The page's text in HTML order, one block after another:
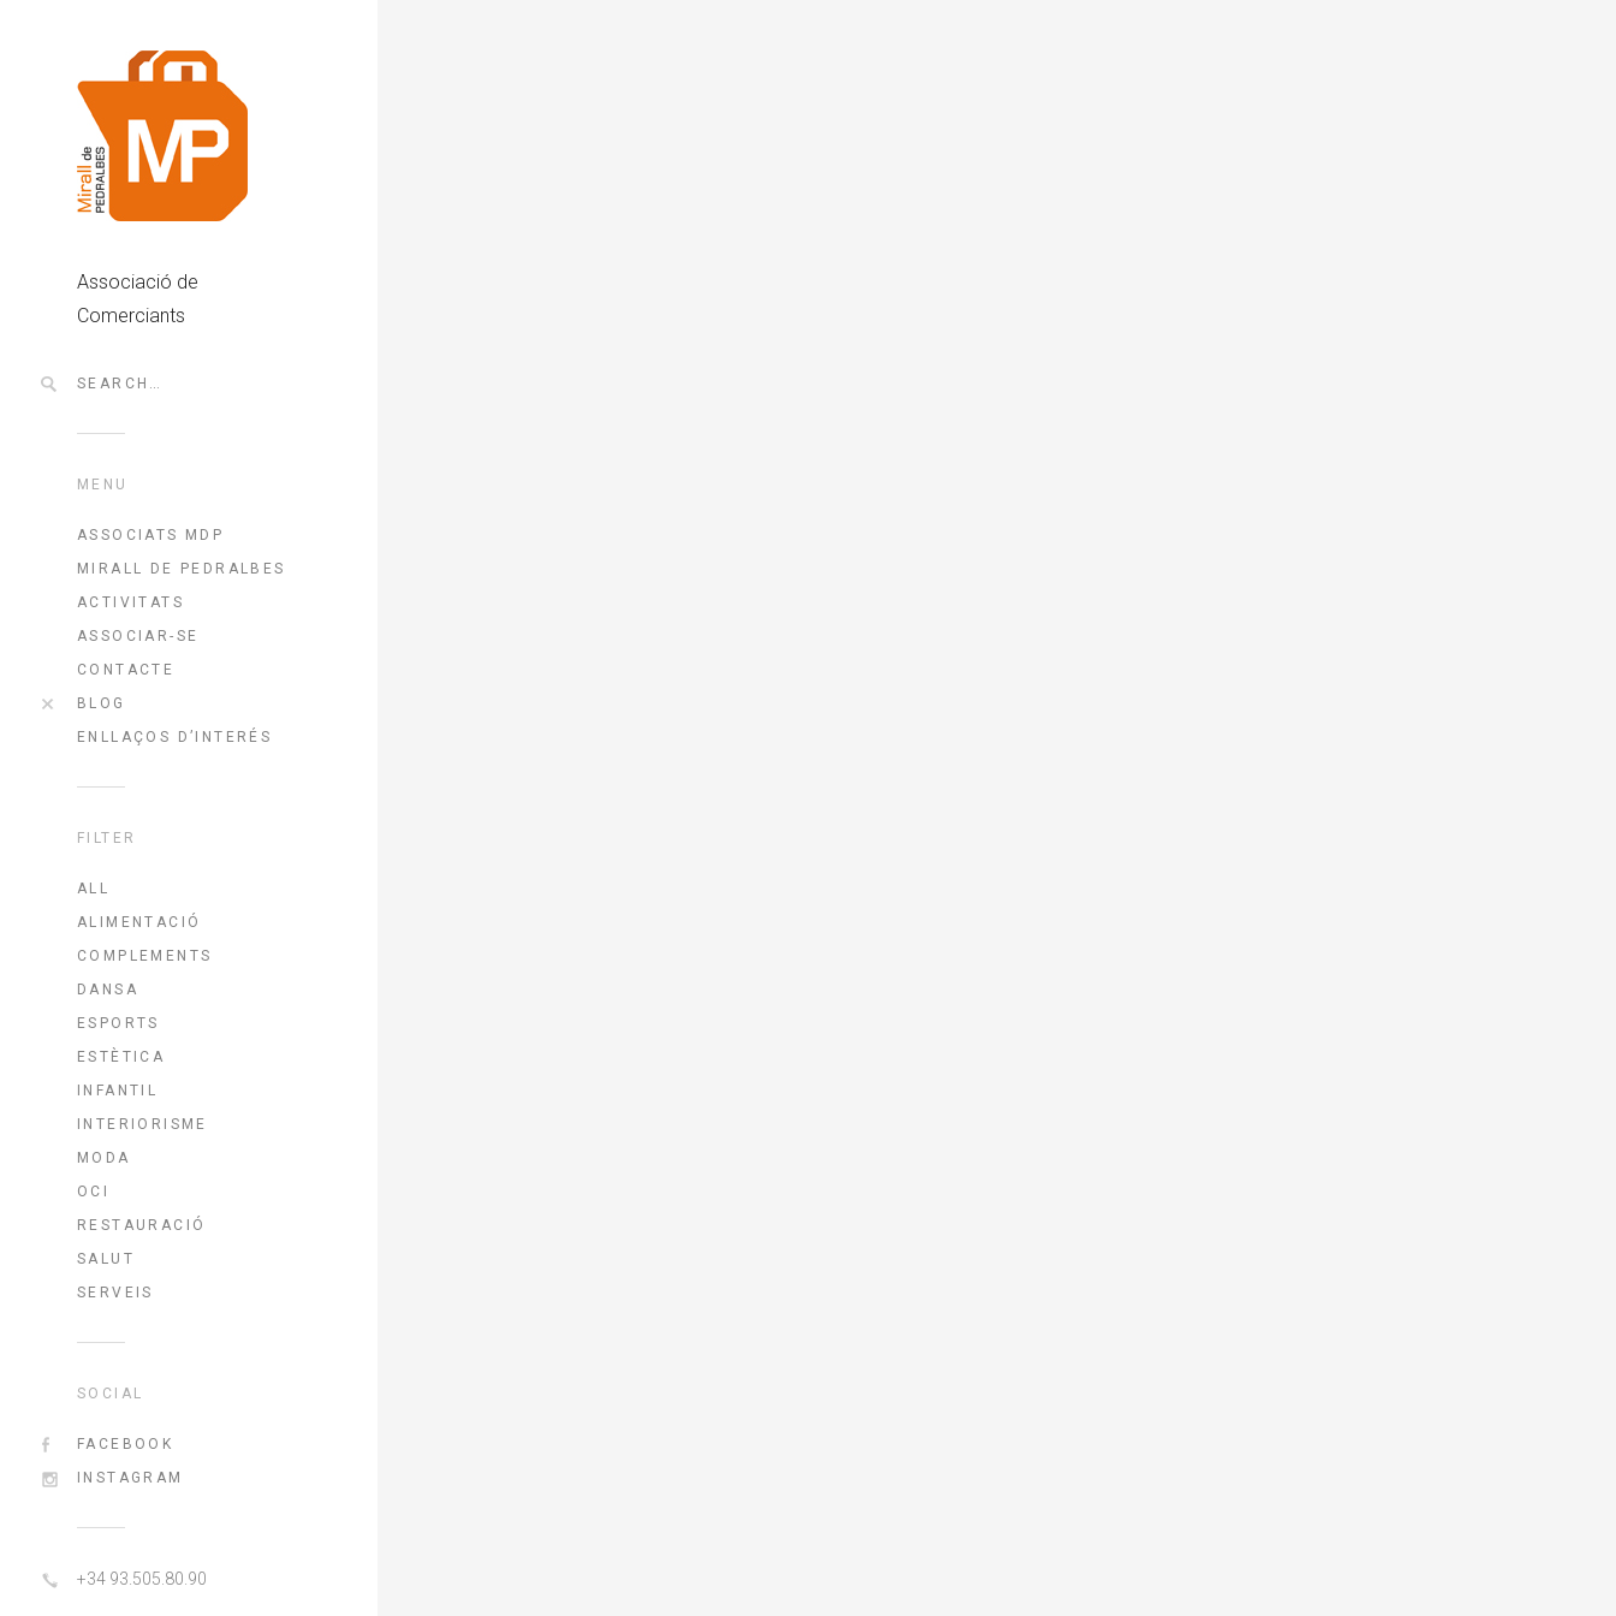
Associació de
Comerciants
MENU
ASSOCIATS MDP
MIRALL DE PEDRALBES
ACTIVITATS
ASSOCIAR-SE
CONTACTE
BLOG
ENLLAÇOS D’INTERÉS
FILTER
ALL
ALIMENTACIÓ
COMPLEMENTS
DANSA
ESPORTS
ESTÈTICA
INFANTIL
INTERIORISME
MODA
OCI
RESTAURACIÓ
SALUT
SERVEIS
SOCIAL
FACEBOOK
INSTAGRAM
+34 93.505.80.90